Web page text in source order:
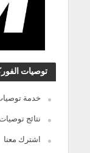
توصيات
خدمة
نتائج
اشترك معنا